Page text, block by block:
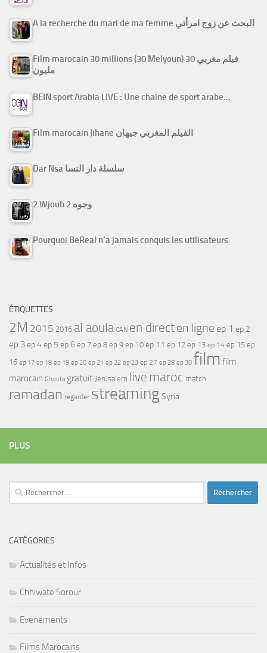
A la recherche du mari de ma femme البحث عن زوج امرأتي
Film marocain 30 millions (30 Melyoun) فيلم مغربي 30
مليون
BEIN sport Arabia LIVE : Une chaine de sport arabe…
Film marocain Jihane الفيلم المغربي جيهان
Dar Nsa سلسلة دار النسا
2 Wjouh 2 وجوه
Pourquoi BeReal n’a jamais conquis les utilisateurs
ÉTIQUETTES
2M 2015 2016 al aoula CAN en directen ligne ep 1 ep 2
ep 3ep 4ep 5 ep 6 ep 7 ep 8 ep 9 ep 10 ep 11 ep 12 ep 13 ep 14 ep 15 ep
16 ep 17 ep 18 ep 19 ep 20 ep 21 ep 22 ep 23 ep 27 ep 28 ep 30 film film
marocain Ghouta gratuit Jerusalem live maroc match
ramadan regarder streamingSyria
PLUS
Rechercher :
CATÉGORIES
Actualités et Infos
Chhiwate Sorour
Evenements
Films Marocains